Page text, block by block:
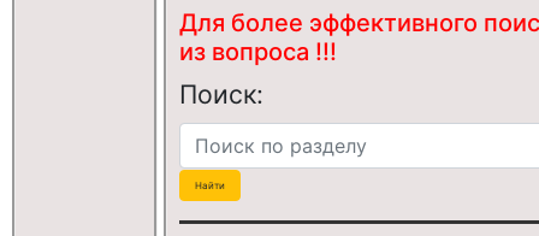
Для более эффективного
из вопроса !!!
Поиск: